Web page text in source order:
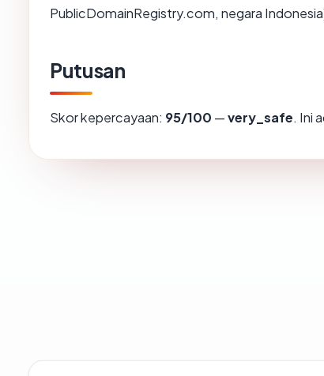
PublicDomainRegistry.com, negara
Putusan
Skor kepercayaan: 95/100 —very_safe. Ini